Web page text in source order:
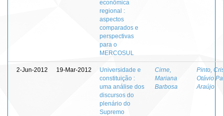
econômica
regional :
aspectos
comparados e
perspectivas
para o
MERCOSUL
2-Jun-2012 19-Mar-2012
Universidade e
constituição :
uma análise dos
discursos do
plenário do
Supremo
Cirne,
Mariana
Barbosa
Pinto,
Otávio
Araújo